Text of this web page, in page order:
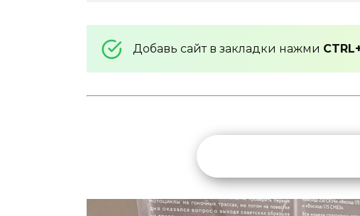
Добавь сайт в закладки нажми